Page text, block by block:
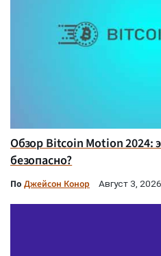
Обзор Bitcoin Motion 2024:
безопасно?
По Джейсон Конор Август 3, 2026